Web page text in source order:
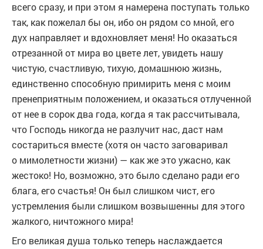
всего сразу, и при этом я намерена поступать только
так, как пожелал бы он, ибо он рядом со мной, его
дух направляет и вдохновляет меня! Но оказаться
отрезанной от мира во цвете лет, увидеть нашу
чистую, счастливую, тихую, домашнюю жизнь,
единственно способную примирить меня с моим
пренеприятным положением, и оказаться отлученной
от нее в сорок два года, когда я так рассчитывала,
что Господь никогда не разлучит нас, даст нам
состариться вместе (хотя он часто заговаривал
о мимолетности жизни) — как же это ужасно, как
жестоко! Но, возможно, это было сделано ради его
блага, его счастья! Он был слишком чист, его
устремления были слишком возвышенны для этого
жалкого, ничтожного мира!
Его великая душа только теперь наслаждается